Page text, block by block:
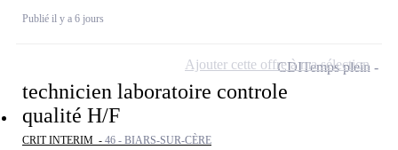
Publié il y a 6 jours
technicien laboratoire controle
qualité H/F
CRIT INTERIM - 46 - BIARS-SUR-CÈRE
CDITemps plein
Ajouter cette offre à ma sélection